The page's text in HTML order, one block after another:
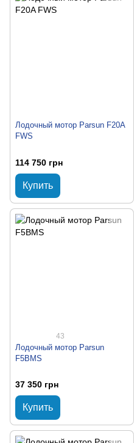
Лодочный мотор Parsun F20A
FWS
114 750 грн
Купить
43
Лодочный мотор Parsun
F5BMS
37 350 грн
Купить